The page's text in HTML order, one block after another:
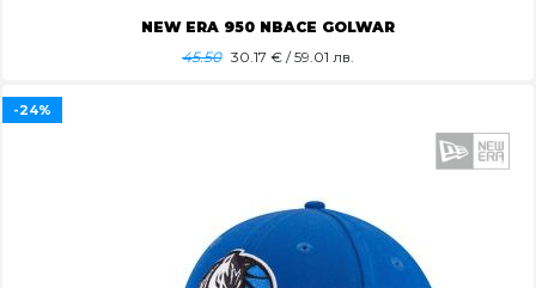
NEW ERA 950 NBACE GOLWAR
45.50 30.17 € / 59.01 лв.
-24%